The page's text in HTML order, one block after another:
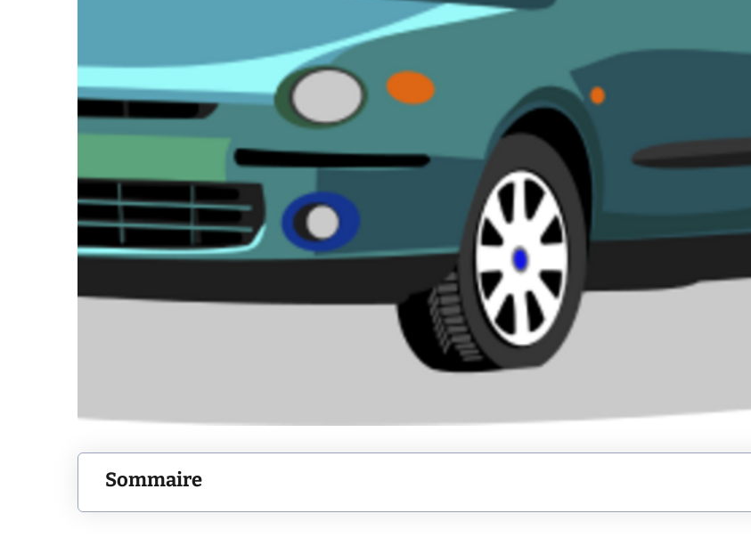
Sommaire